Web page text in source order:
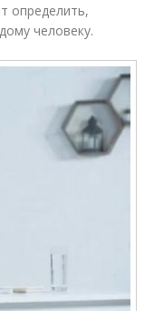
определить,
человеку.